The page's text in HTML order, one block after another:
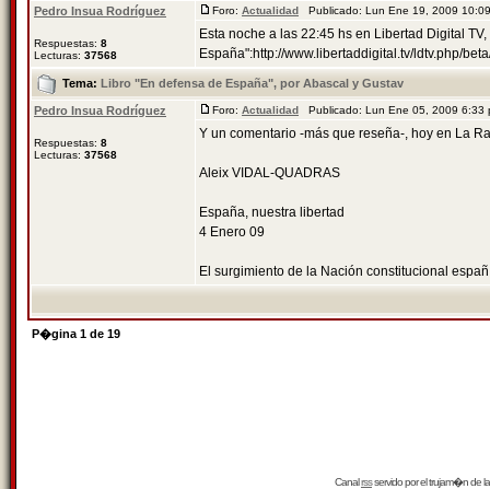
Pedro Insua Rodríguez
Respuestas: 8
Lecturas: 37568
Foro: Actualidad Publicado: Lun Ene 19, 2009
Esta noche a las 22:45 hs en Libertad Digital
España":http://www.libertaddigital.tv/ldtv.php/
Tema: Libro "En defensa de España", por Abascal y Gustav
Pedro Insua Rodríguez
Respuestas: 8
Lecturas: 37568
Foro: Actualidad Publicado: Lun Ene 05, 2009
Y un comentario -más que reseña-, hoy en La
Aleix VIDAL-QUADRAS
España, nuestra libertad
4 Enero 09
El surgimiento de la Nación constitucional españ
P�gina 1 de 19
Canalrssservido por eltrujam�nde